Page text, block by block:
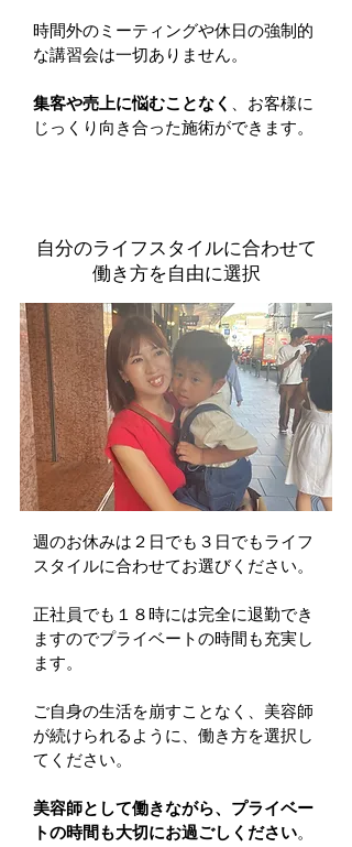
時間外のミーティングや休日の強制的
な講習会は一切ありません。
​集客や売上に悩むことなく
、お客様に
じっくり向き合った施術ができます。
自分のライフスタイルに合わせて
​働き方を自由に選択
週のお休みは２日でも３日でもライフ
スタイルに合わせてお選びください。
正社員でも１８時には完全に退勤でき
ますのでプライベートの時間も充実し
ます。
ご自身の生活を崩すことなく、美容師
が続けられるように、働き方を選択し
てください。
美容師として働きながら、プライベー
トの時間も大切にお過ごしください。